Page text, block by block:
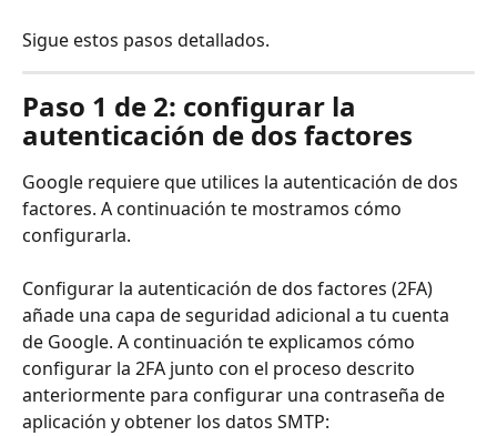
Sigue estos pasos detallados.
Paso 1 de 2: configurar la
autenticación de dos factores
Google requiere que utilices la autenticación de dos
factores. A continuación te mostramos cómo
configurarla.
Configurar la autenticación de dos factores (2FA)
añade una capa de seguridad adicional a tu cuenta
de Google. A continuación te explicamos cómo
configurar la 2FA junto con el proceso descrito
anteriormente para configurar una contraseña de
aplicación y obtener los datos SMTP: